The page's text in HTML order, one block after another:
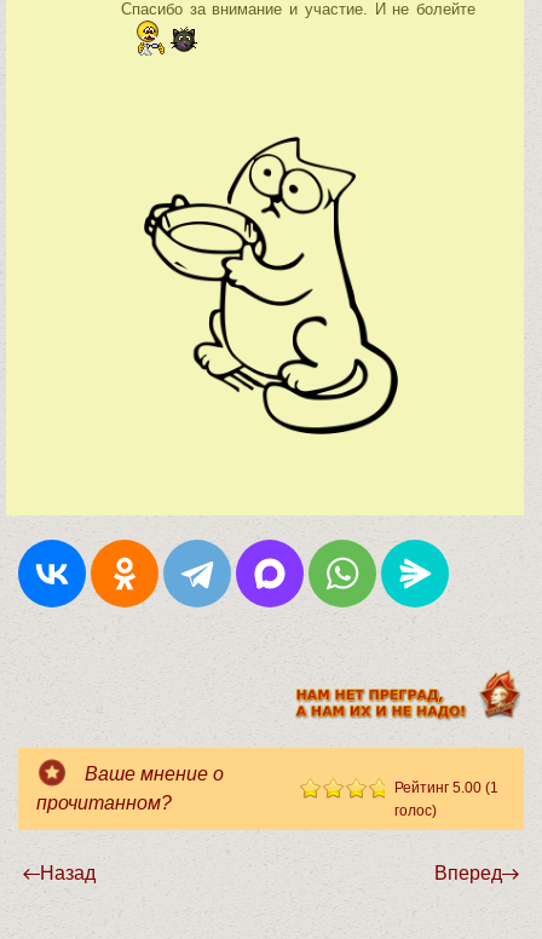
Спасибо за внимание и участие. И не болейте
Ваше мнение о
прочитанном?
Рейтинг 5.00 (1
голос)
Назад
Вперед